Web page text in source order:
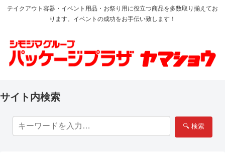
テイクアウト容器・イベント用品・お祭り用に役立つ商品を多数取り揃えてお
ります。イベントの成功をお手伝い致します！
サイト内検索
🔍 検索